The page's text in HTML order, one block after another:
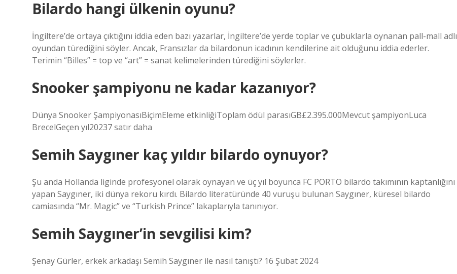
Bilardo hangi ülkenin oyunu?
İngiltere’de ortaya çıktığını iddia eden bazı yazarlar, İngiltere’de yerde toplar ve çubuklarla oynanan pall-mall adlı
oyundan türediğini söyler. Ancak, Fransızlar da bilardonun icadının kendilerine ait olduğunu iddia ederler.
Terimin “Billes” = top ve “art” = sanat kelimelerinden türediğini söylerler.
Snooker şampiyonu ne kadar kazanıyor?
Dünya Snooker ŞampiyonasıBiçimEleme etkinliğiToplam ödül parasıGB£2.395.000Mevcut şampiyonLuca
BrecelGeçen yıl20237 satır daha
Semih Saygıner kaç yıldır bilardo oynuyor?
Şu anda Hollanda liginde profesyonel olarak oynayan ve üç yıl boyunca FC PORTO bilardo takımının kaptanlığını
yapan Saygıner, iki dünya rekoru kırdı. Bilardo literatüründe 40 vuruşu bulunan Saygıner, küresel bilardo
camiasında “Mr. Magic” ve “Turkish Prince” lakaplarıyla tanınıyor.
Semih Saygıner’in sevgilisi kim?
Şenay Gürler, erkek arkadaşı Semih Saygıner ile nasıl tanıştı? 16 Şubat 2024